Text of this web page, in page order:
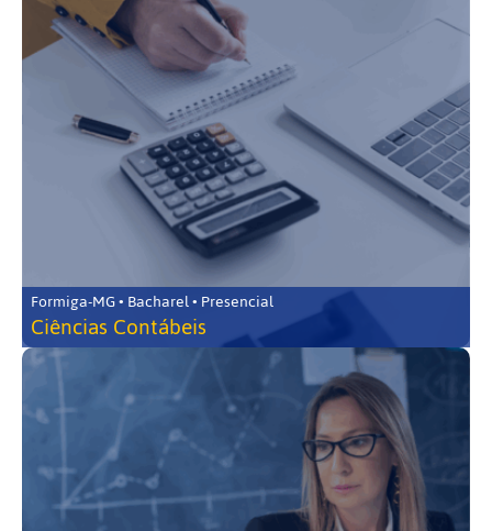
Formiga-MG • Bacharel • Presencial
Ciências Contábeis